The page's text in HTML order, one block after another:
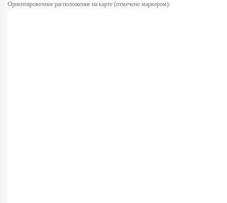
Ориентировочное расположение на карте (отмечено маркером):